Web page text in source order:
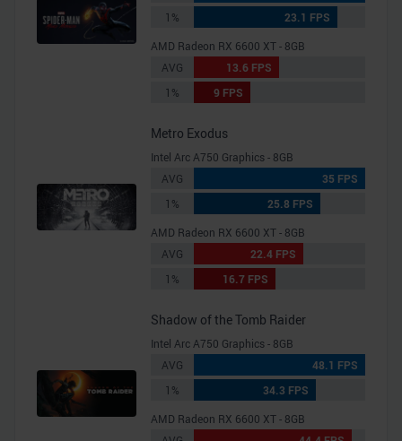
1%
23.1 FPS
AMD Radeon RX 6600 XT - 8GB
AVG
13.6 FPS
1%
9 FPS
Metro Exodus
Intel Arc A750 Graphics - 8GB
AVG
35 FPS
1%
25.8 FPS
AMD Radeon RX 6600 XT - 8GB
AVG
22.4 FPS
1%
16.7 FPS
Shadow of the Tomb Raider
Intel Arc A750 Graphics - 8GB
AVG
48.1 FPS
1%
34.3 FPS
AMD Radeon RX 6600 XT - 8GB